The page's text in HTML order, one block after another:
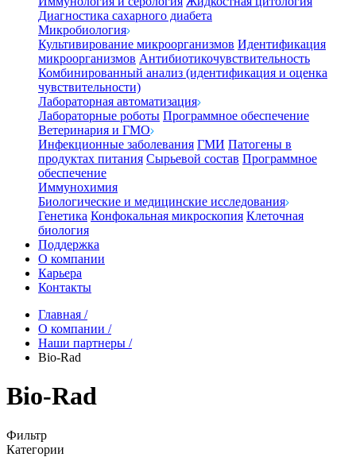
Диагностика сахарного диабета
Микробиология
Культивирование микроорганизмов Идентификация
микроорганизмов Антибиотикочувствительность
Комбинированный анализ (идентификация и оценка
чувствительности)
Лабораторная автоматизация
Лабораторные роботы Программное обеспечение
Ветеринария и ГМО
Инфекционные заболевания ГМИ Патогены в
продуктах питания Сырьевой состав Программное
обеспечение
Иммунохимия
Биологические и медицинские исследования
Генетика Конфокальная микроскопия Клеточная
биология
Поддержка
О компании
Карьера
Контакты
Главная /
О компании /
Наши партнеры /
Bio-Rad
Bio-Rad
Фильтр
Категории